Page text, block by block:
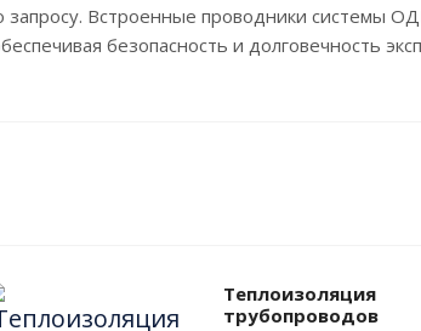
запросу. Встроенные проводники системы
безопасность и долговечность
Теплоизоляция
трубопроводов